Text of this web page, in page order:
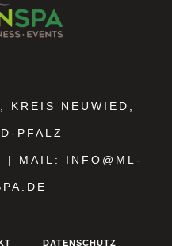
KREIS NEUWIED,
PFALZ
MAIL: INFO@ML-
DATENSCHUTZ